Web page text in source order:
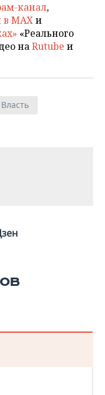
канал,
в MAXи
«Реального
наRutube и
Власть